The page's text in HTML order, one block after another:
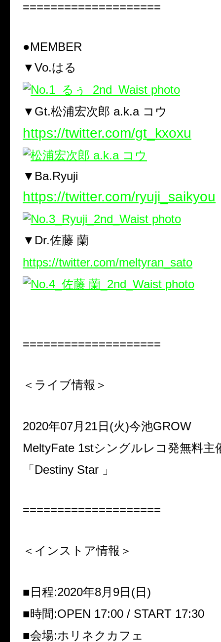
====================
●MEMBER
▼Vo.はる
▼Gt.松浦宏次郎 a.k.a コウ
https://twitter.com/gt_kxoxu
▼Ba.Ryuji
https://twitter.com/ryuji_saikyou
▼Dr.佐藤 蘭
https://twitter.com/meltyran_sato
====================
＜ライブ情報＞
2020年07月21日(火)今池GROW
MeltyFate 1stシングルレコ発無料主
「Destiny Star 」
====================
＜インストア情報＞
■日程:2020年8月9日(日)
■時間:OPEN 17:00 / START 17:30
■会場:ホリネクカフェ